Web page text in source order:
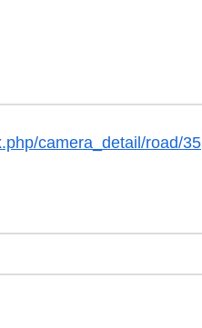
camera_detail/road/35